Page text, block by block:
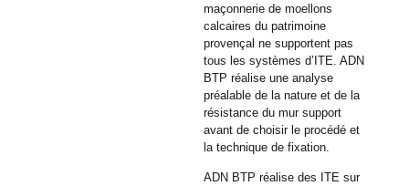
maçonnerie de moellons
calcaires du patrimoine
provençal ne supportent pas
tous les systèmes d’ITE. ADN
BTP réalise une analyse
préalable de la nature et de la
résistance du mur support
avant de choisir le procédé et
la technique de fixation.
ADN BTP réalise des ITE sur